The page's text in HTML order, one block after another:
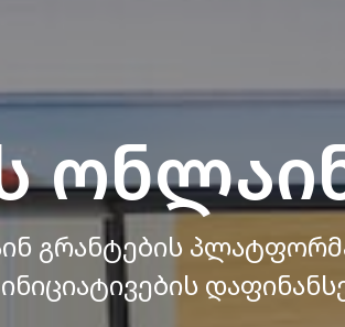
გრანტების